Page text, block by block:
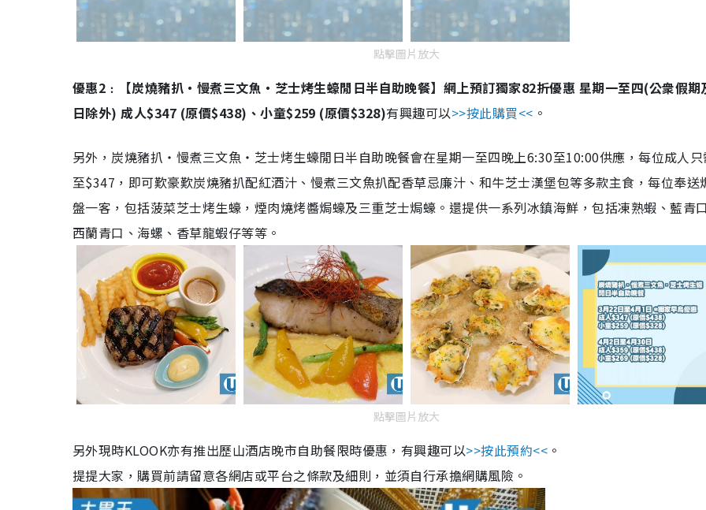
點擊圖片放大
優惠2﹕【炭燒豬扒‧慢煮三文魚‧芝士烤生蠔閒日半自助晚餐】網上預訂獨家82折優惠 星期一至四(公衆假期
日除外) 成人$347 (原價$438)、小童$259 (原價$328)有興趣可以>>按此購買<< 。
另外，炭燒豬扒‧慢煮三文魚‧芝士烤生蠔閒日半自助晚餐會在星期一至四晚上6:30至10:00供應，每位成人
至$347，即可歎豪歎炭燒豬扒配紅酒汁、慢煮三文魚扒配香草忌廉汁、和牛芝士漢堡包等多款主食，每位奉送
盤一客，包括菠菜芝士烤生蠔，煙肉燒烤醬焗蠔及三重芝士焗蠔。還提供一系列冰鎮海鮮，包括凍熟蝦、藍青
西蘭青口、海螺、香草龍蝦仔等等。
點擊圖片放大
另外現時KLOOK亦有推出歷山酒店晚市自助餐限時優惠，有興趣可以>>按此預約<< 。
提提大家，購買前請留意各網店或平台之條款及細則，並須自行承擔網購風險。